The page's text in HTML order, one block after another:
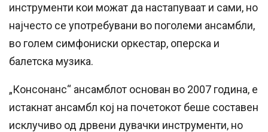
инструменти кои можат да настапуваат и сами, но
најчесто се употребувани во поголеми ансамбли,
во голем симфониски оркестар, оперска и
балетска музика.
„Консонанс“ ансамблот основан во 2007 година, е
истакнат ансамбл кој на почетокот беше составен
исклучиво од дрвени дувачки инструменти, но